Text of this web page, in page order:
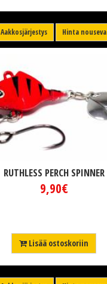
Aakkosjärjestys Hinta nouseva
RUTHLESS PERCH SPINNER
9,90€
Lisää ostoskoriin